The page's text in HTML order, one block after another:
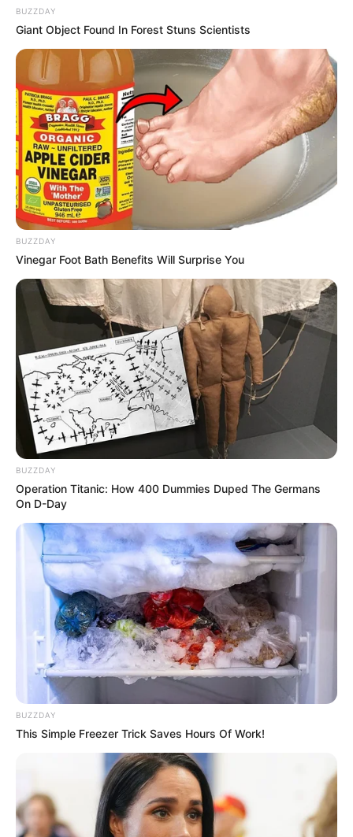
Neblina intensa nas rodovias da
região requer cuidado extra dos
motoristas
Risco de neblina exige vigilância aumentada principalmente
com o uso correto de pisca-alerta nas rodovias
Fonte: Da Redação | CART
ALERTA NAS ESTRADAS 15/04/2024 Foto: CART
ShareFacebook
Com o inverno se aproximando, a incidência de neblina nas
rodovias da região de Paraguaçu Paulista está aumentando,
o que exige dos motoristas uma atenção redobrada. A
CART Concessionária de Rodovias tem alertado sobre a
BUZZDAY
Giant Object Found In Forest Stuns Scientists
BUZZDAY
Vinegar Foot Bath Benefits Will Surprise You
BUZZDAY
Operation Titanic: How 400 Dummies Duped The Germans
On D-Day
BUZZDAY
This Simple Freezer Trick Saves Hours Of Work!